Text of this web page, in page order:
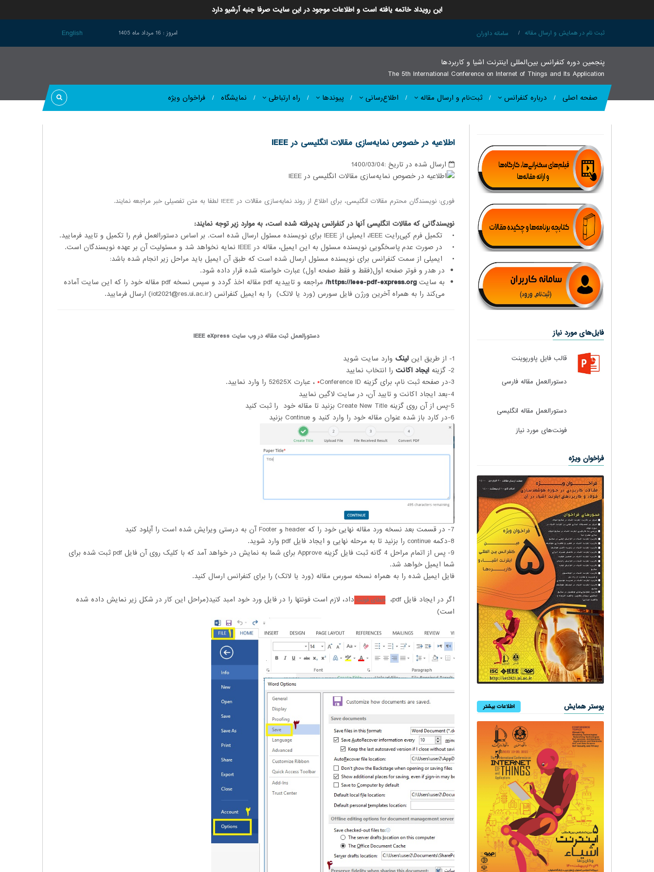
این رویداد خاتمه یافته است و اطلاعات موجود در این سایت صرفا جنبه آرشیو دارد
ثبت نام در همایش و ارسال مقاله سامانه داوران امروز : 16 مرداد ماه 1405 English
پنجمين دوره كنفرانس بین‌المللی اينترنت اشيا و كاربردها
The 5th International Conference on Internet of Things and Its Application
صفحه اصلی درباره کنفرانس ثبت‌نام و ارسال مقاله اطلاع‌رسانی پيوندها راه ارتباطی نمایشگاه فراخوان ویژه
اطلاعیه در خصوص نمایه‌سازی مقالات انگلیسی در IEEE
ارسال شده در تاریخ :1400/03/04
فوری: نویسندگان محترم مقالات انگلیسی، برای اطلاع از روند نمایه‌سازی مقالات در IEEE لطفا به متن تفصیلی خبر مراجعه نمایند.
نویسندگانی که مقالات انگلیسی آنها در کنفرانس پدیرفته شده است، به موارد زیر توجه نمایند:
• تکمیل فرم کپی‌رایت IEEE، ایمیلی از IEEE برای نویسنده مسئول ارسال شده است. بر اساس دستورالعمل فرم را تکمیل و تایید فرمایید.
• در صورت عدم پاسخگویی نویسنده مسئول به این ایمیل، مقاله در IEEE نمایه نخواهد شد و مسئولیت آن بر عهده نویسندگان است.
• ایمیلی از سمت کنفرانس برای نویسنده مسئول ارسال شده است که طبق آن ایمیل باید مراحل زیر انجام شده باشد:
در هدر و فوتر صفحه اول(فقط و فقط صفحه اول) عبارت خواسته شده قرار داده شود.
به سایتhttps://ieee-pdf-express.org/
مراجعه و تاییدیه pdf مقاله اخذ گردد و سپس نسخه pdf مقاله خود را که این سایت آماده
می‌کند را به همراه آخرین ورژن فایل سورس (ورد یا لاتک) را به ایمیل کنفرانس (iot2021@res.ui.ac.ir) ارسال فرمایید.
دستورالعمل ثبت مقاله در وب سایتIEEE eXpress
1- از طریق این لینک وارد سایت شوید
2- گزینه
ایجاد اکانت را انتخاب نمایید
3-در صفحه ثبت نام، برای گزینه Conference ID
* ، عبارت 52625X را وارد نمایید.
4-بعد ایجاد اکانت و تایید آن، در سایت لاگین نمایید
5-پس از آن روی گزینه Create New Title بزنید تا مقاله خود را ثبت کنید
6-در کارد باز شده عنوان مقاله خود را وارد کنید و Continue بزنید
7- در قسمت بعد نسخه ورد مقاله نهایی خود را که header و Footer آن به درستی ویرایش شده است را آپلود کنید
8-دکمه continue را بزنید تا به مرحله نهایی و ایجاد فایل pdf وارد شوید.
9- پس از اتمام مراحل 4 گانه ثبت فایل گزینه Approve برای شما به نمایش در خواهد آمد که با کلیک روی آن فایل pdf ثبت شده برای
شما ایمیل خواهد شد.
فایل ایمیل شده را به همراه نسخه سورس مقاله (ورد یا لاتک) را برای کنفرانس ارسال کنید.
اگر در ایجاد فایل pdf، خطای فونت داد، لازم است فونتها را در فایل ورد خود امبد کنید(مراحل این کار در شکل زیر نمایش داده شده
است)
فایل‌های مورد نیاز
قالب فایل پاورپوینت
دستورالعمل مقاله فارسی
دستورالعمل مقاله انگلیسی
فونت‌های مورد نیاز
فراخوان ویژه
پوستر همایش اطلاعات بیشتر